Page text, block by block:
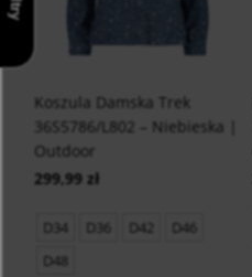
Koszula Damska Trek
36S5786/L802 – Niebieska |
Outdoor
299,99 zł
D34 D36 D42
D46
D48